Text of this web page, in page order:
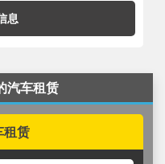
息
汽车租赁
租赁